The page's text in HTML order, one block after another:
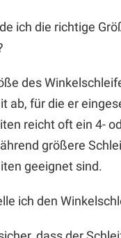
ich die richtige
des
ab, für die er
reicht oft ein 4-
größere
geeignet sind.
ich den